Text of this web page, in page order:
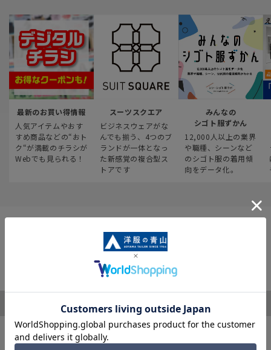
最新のお買い得情報
人気アイテムやおす
すめ商品などの“おト
ク“が満載のチラシが
Webでも見られる！
スーツスクエア
ビジネスウェアがな
んでも揃う、4つのブ
ランドが一体となっ
た新感覚の複合型ス
トアです
みんなの
シゴト服ずかん
12,000人以上の業界
や職種、シーンなど
のシゴト服の着用傾
向をデータ化。
ご利用ガイド サポート・お問い合わせ
※税表記がないものはすべて税込み価格となります
キャンペーン情報